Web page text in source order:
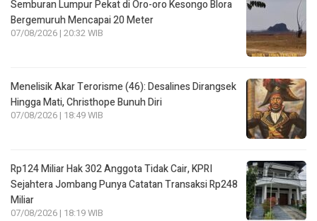
Semburan Lumpur Pekat di Oro-oro Kesongo Blora
Bergemuruh Mencapai 20 Meter
07/08/2026 | 20:32 WIB
Menelisik Akar Terorisme (46): Desalines Dirangsek
Hingga Mati, Christhope Bunuh Diri
07/08/2026 | 18:49 WIB
Rp124 Miliar Hak 302 Anggota Tidak Cair, KPRI
Sejahtera Jombang Punya Catatan Transaksi Rp248
Miliar
07/08/2026 | 18:19 WIB